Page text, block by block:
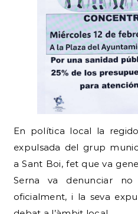
En política local la
expulsada del grup
a Sant Boi, fet que va
Serna va denunciar
oficialment, i la seva